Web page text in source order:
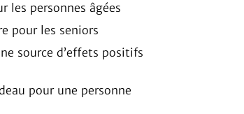
les personnes âgées
pour les seniors
source d’effets positifs
pour une personne